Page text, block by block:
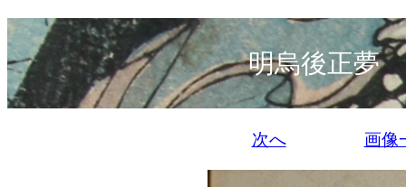
明烏後正夢
次へ 画像